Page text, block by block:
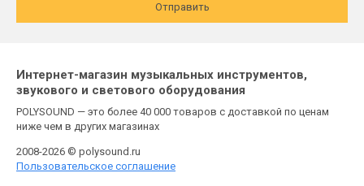
Отправить
Интернет-магазин музыкальных инструментов,
звукового и светового оборудования
POLYSOUND — это более 40 000 товаров с доставкой по ценам
ниже чем в других магазинах
2008-2026 © polysound.ru
Пользовательское соглашение